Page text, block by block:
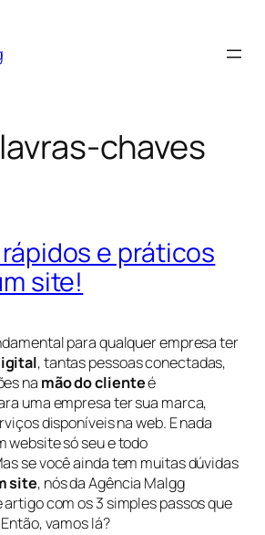
chaves
e práticos
site!
para qualquer empresa ter
, tantas pessoas conectadas,
na mão do clienteé
uma empresa ter sua marca,
disponíveis na web. E nada
website só seu e todo
se você ainda tem muitas dúvidas
site, nós da Agência Malgg
com os 3 simples passos que
vamos lá?